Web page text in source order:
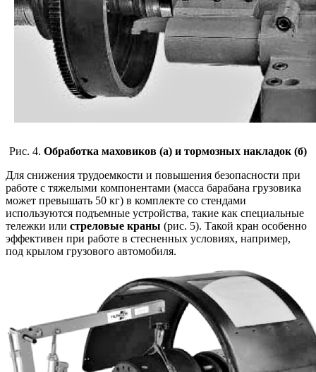
Рис. 4. Обработка маховиков (а) и тормозных накладок (б)
Для снижения трудоемкости и повышения безопасности при
работе с тяжелыми компонентами (масса барабана грузовика
может превышать 50 кг) в комплекте со стендами
используются подъемные устройства, такие как специальные
тележки или стреловые краны (рис. 5). Такой кран особенно
эффективен при работе в стесненных условиях, например,
под крылом грузового автомобиля.